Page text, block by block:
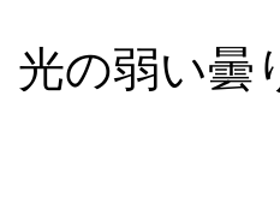
光の弱い曇